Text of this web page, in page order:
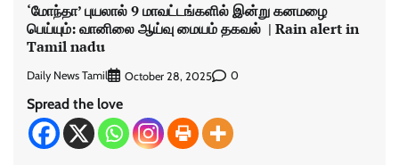
‘மோந்தா’ புயலால் 9 மாவட்டங்களில் இன்று கனமழை
பெய்யும்: வானிலை ஆய்வு மையம் தகவல் | Rain alert in
Tamil nadu
Daily News Tamil October 28, 2025 0
Spread the love